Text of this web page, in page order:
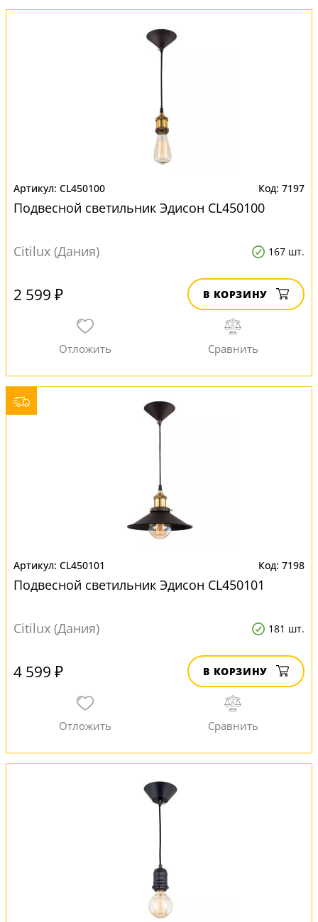
CL450100 7197
Подвесной светильник Эдисон CL450100
Citilux (Дания) 167 шт.
2 599 ₽ В КОРЗИНУ
CL450101 7198
Подвесной светильник Эдисон CL450101
Citilux (Дания) 181 шт.
4 599 ₽ В КОРЗИНУ